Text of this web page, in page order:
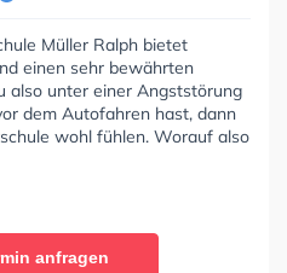
Müller Ralph bietet
einen sehr bewährten
also unter einer Angststörung
dem Autofahren hast, dann
wohl fühlen. Worauf also
anfragen